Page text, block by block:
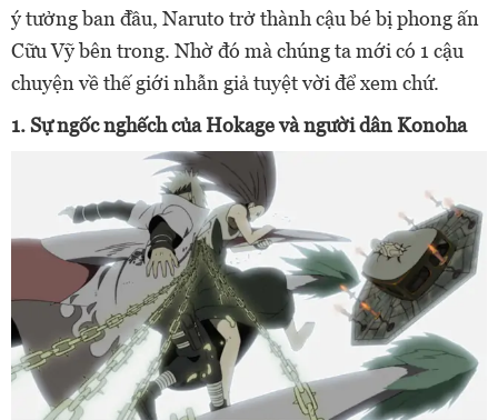
ý tưởng ban đầu, Naruto trở thành cậu bé bị phong ấn
Cữu Vỹ bên trong. Nhờ đó mà chúng ta mới có 1 cậu
chuyện về thế giới nhẫn giả tuyệt vời để xem chứ.
1. Sự ngốc nghếch của Hokage và người dân Konoha